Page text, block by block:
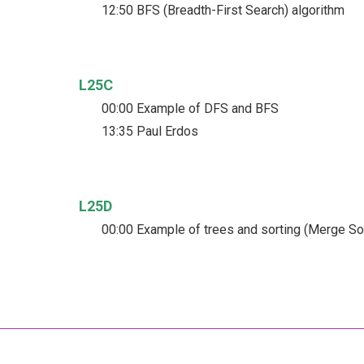
12:50 BFS (Breadth-First Search) algorithm
L25C
00:00 Example of DFS and BFS
13:35 Paul Erdos
L25D
00:00 Example of trees and sorting (Merge